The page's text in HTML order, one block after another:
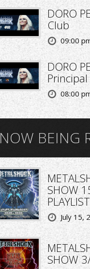
DORO
Club
09:00
DORO
08:00
NOW BEING
SHOW
PLAYLIST
July 15,
SHOW